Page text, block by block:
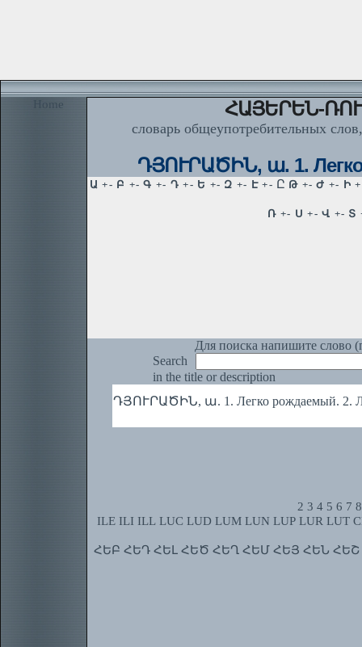
Home ՀԱՅԵՐԵՆ-
словарь общеупотребительных
ԴՅՈՒՐԱԾԻՆ, ա. 1.
Для поиска напишите слово
Search
in the title or description
ԴՅՈՒՐԱԾԻՆ, ա. 1. Легко рождаемый. 2.
2 3 4 5 6 7 8
ILE ILI ILL LUC LUD LUM LUN LUP LUR LUT
ՀԵԲ ՀԵԴ ՀԵԼ ՀԵԾ ՀԵՂ ՀԵՄ ՀԵՅ ՀԵՆ ՀԵՇ